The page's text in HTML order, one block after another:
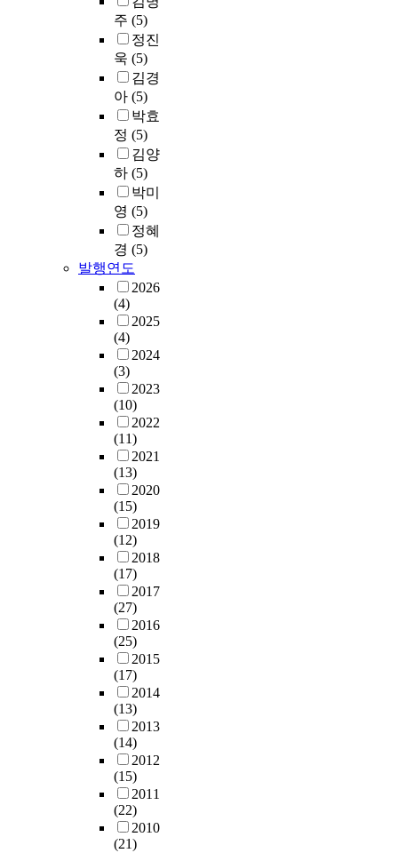
주 (5)
정진
욱 (5)
김경
아 (5)
박효
정 (5)
김양
하 (5)
박미
영 (5)
정혜
경 (5)
발행연도
2026
(4)
2025
(4)
2024
(3)
2023
(10)
2022
(11)
2021
(13)
2020
(15)
2019
(12)
2018
(17)
2017
(27)
2016
(25)
2015
(17)
2014
(13)
2013
(14)
2012
(15)
2011
(22)
2010
(21)